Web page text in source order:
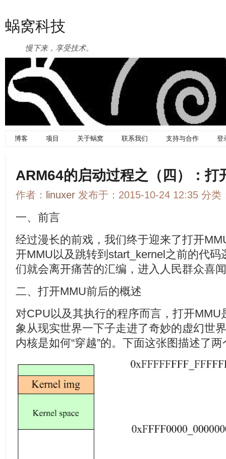
蜗窝科技
慢下来，享受技术。
博客 项目 关于蜗窝 联系我们 支持与合作 登
ARM64的启动过程之（四）：打
作者： linuxer 发布于：2015-10-24 12:35 分类
一、前言
经过漫长的前戏，我们终于迎来了打开
开MMU以及跳转到start_kernel之前的代
们就会离开痛苦的汇编，进入人民群众喜
二、打开MMU前后的概述
对CPU以及其执行的程序而言，打开
象从现实世界一下子走进了奇妙的虚幻世
内核是如何“穿越”的。下面这张图描述了